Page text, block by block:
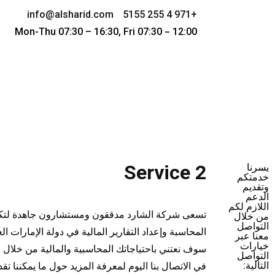
+971 4 255 5155
info@alsharid.com
Mon-Thu 07:30 – 16:30, Fri 07:30 – 12:00
Service 2
تسعى شركة الشارد مدققون ومستشارون جاهدة
المحاسبة وإعداد التقارير المالية في دولة الإمارات
سوف نعتني باحتياجاتك المحاسبية والمالية من خلال
في الاتصال بنا اليوم لمعرفة المزيد حول ما يمكننا
يسرنا
خدمتكم
وتقديم
الدعم
اللازم لكم
من خلال
التواصل
معنا عبر
خيارات
التواصل
التالية: